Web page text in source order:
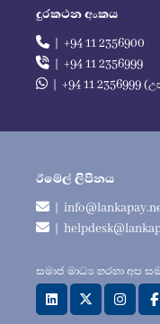
දුරකථන අංකය
| +94 11 2356900
| +94 11 2356999
| +94 11 2356999
ඊමේල් ලිපිනය
|
|
සමාජ මාධ්‍ය හරහා අප